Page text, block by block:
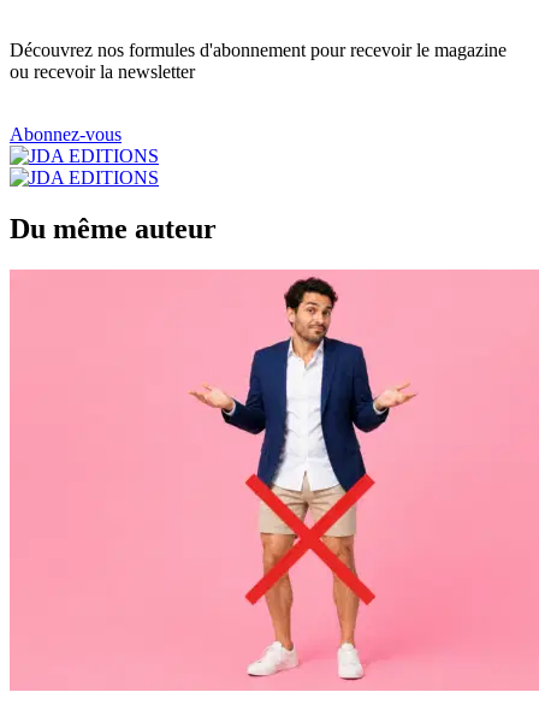
Découvrez nos formules d'abonnement pour recevoir le magazine
ou recevoir la newsletter
Abonnez-vous
Du même auteur